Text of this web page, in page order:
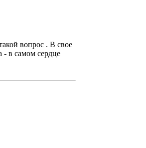
вопрос . В свое
- в самом сердце